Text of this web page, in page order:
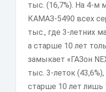
тыс. (16,7%). На 4-м
КАМАЗ-5490 всех
тыс., где 3-летних
а старше 10 лет
замыкает «ГАЗон
тыс. 3-леток
старше 10 лет лишь